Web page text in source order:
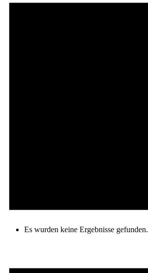
Es wurden keine Ergebnisse gefunden.